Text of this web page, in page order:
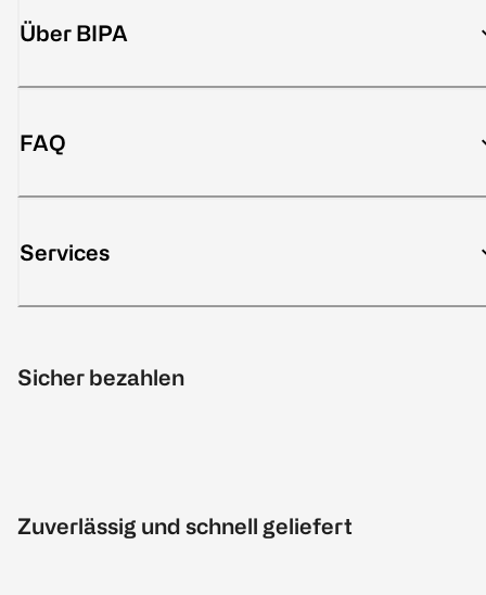
Über BIPA
FAQ
Services
Sicher bezahlen
Zuverlässig und schnell geliefert